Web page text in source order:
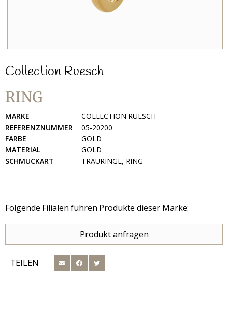
Collection Ruesch
RING
MARKE
COLLECTION RUESCH
REFERENZNUMMER
05-20200
FARBE
GOLD
MATERIAL
GOLD
SCHMUCKART
TRAURINGE, RING
Folgende Filialen führen Produkte dieser Marke:
Produkt anfragen
TEILEN